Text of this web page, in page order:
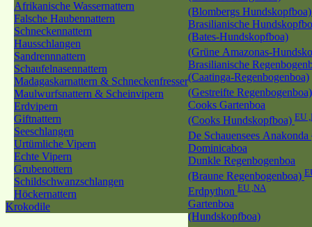
Afrikanische Wassernattern
Falsche Haubennattern
Schneckennattern
Hausschlangen
Sandrennnattern
Schaufelnasennattern
Madagaskarnattern & Schneckenfresser
Maulwurfsnattern & Scheinvipern
Erdvipern
Giftnattern
Seeschlangen
Urtümliche Vipern
Echte Vipern
Grubenottern
Schildschwanzschlangen
Höckernattern
Krokodile
(Blombergs
Brasilianische
(Bates-Hundskopfboa)
(Grüne Amazonas-
Brasilianische
(Caatinga-Regenbogenboa)
(Gestreifte
Cooks Gartenboa
(Cooks Hundskopfboa) EU
De Schauensees Anakonda
Dominicaboa
Dunkle Regenbogenboa
(Braune Regenbogenboa)
Erdpython EU ,NA
Gartenboa
(Hundskopfboa)